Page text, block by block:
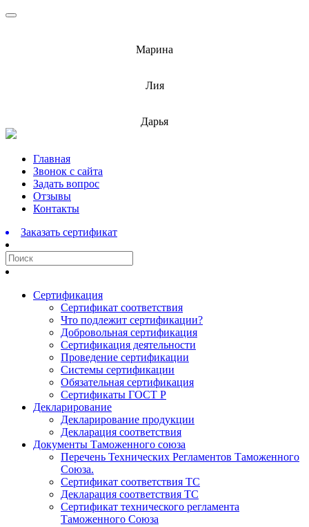
Марина
Лия
Дарья
Перейти
содержимому
Главная
Звонок с сайта
Задать вопрос
Отзывы
Контакты
Заказать сертификат
Сертификация
Сертификат соответствия
Что подлежит сертификации?
Добровольная сертификация
Сертификация деятельности
Проведение сертификации
Системы сертификации
Обязательная сертификация
Сертификаты ГОСТ Р
Декларирование
Декларирование продукции
Декларация соответствия
Документы Таможенного союза
Перечень Технических Регламентов Таможенного
Союза.
Сертификат соответствия ТС
Декларация соответствия ТС
Сертификат технического регламента
Таможенного Союза